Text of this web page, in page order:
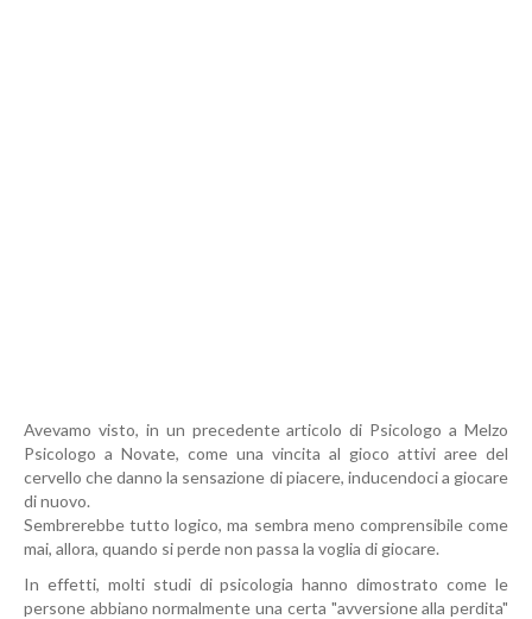
Avevamo visto, in un precedente articolo di Psicologo a Melzo
Psicologo a Novate, come una vincita al gioco attivi aree del
cervello che danno la sensazione di piacere, inducendoci a giocare
di nuovo.
Sembrerebbe tutto logico, ma sembra meno comprensibile come
mai, allora, quando si perde non passa la voglia di giocare.
In effetti, molti studi di psicologia hanno dimostrato come le
persone abbiano normalmente una certa "avversione alla perdita"